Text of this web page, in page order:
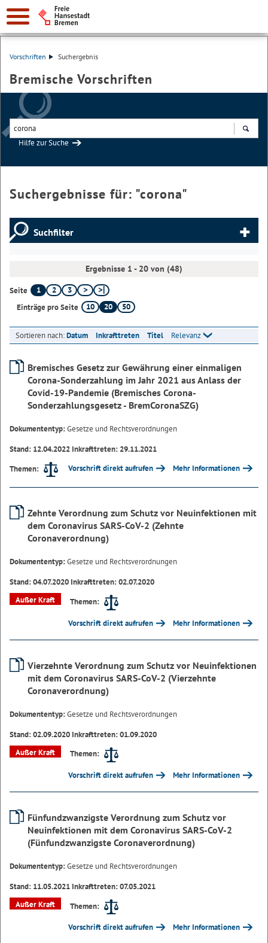
Vorschriften Suchergebnis
Bremische Vorschriften
Hilfe zur Suche
Suchergebnisse für: "corona"
Suchfilter
Ergebnisse 1 - 20 von (48)
Seite 1 2
3
Einträge pro Seite
10 20 50
Sortieren nach:Datum Inkrafttreten Titel Relevanz
Bremisches Gesetz zur Gewährung einer einmaligen
Corona-Sonderzahlung im Jahr 2021 aus Anlass der
Covid-19-Pandemie (Bremisches Corona-
Sonderzahlungsgesetz - BremCoronaSZG)
Dokumententyp:Gesetze und Rechtsverordnungen
Stand: 12.04.2022 Inkrafttreten: 29.11.2021
Themen:
Vorschrift direkt aufrufen Mehr Informationen
Zehnte Verordnung zum Schutz vor Neuinfektionen mit
dem Coronavirus SARS-CoV-2 (Zehnte
Coronaverordnung)
Dokumententyp:Gesetze und Rechtsverordnungen
Stand: 04.07.2020 Inkrafttreten: 02.07.2020
Außer Kraft
Themen:
Vorschrift direkt aufrufen Mehr Informationen
Vierzehnte Verordnung zum Schutz vor Neuinfektionen
mit dem Coronavirus SARS-CoV-2 (Vierzehnte
Coronaverordnung)
Dokumententyp:Gesetze und Rechtsverordnungen
Stand: 02.09.2020 Inkrafttreten: 01.09.2020
Außer Kraft
Themen:
Vorschrift direkt aufrufen Mehr Informationen
Fünfundzwanzigste Verordnung zum Schutz vor
Neuinfektionen mit dem Coronavirus SARS-CoV-2
(Fünfundzwanzigste Coronaverordnung)
Dokumententyp:Gesetze und Rechtsverordnungen
Stand: 11.05.2021 Inkrafttreten: 07.05.2021
Außer Kraft
Themen:
Vorschrift direkt aufrufen Mehr Informationen